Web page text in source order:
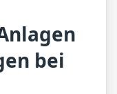
bei